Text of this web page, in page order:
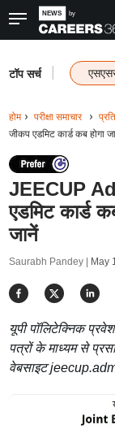
टॉप सर्च
होम परीक्षा समाचार
जीकप एडमिट कार्ड कब होगा
JEECUP
एडमिट कार्ड
जानें
Saurabh Pandey | May
यूपी पॉलिटेक्निक
पत्रों के माध्यम से
वेबसाइट